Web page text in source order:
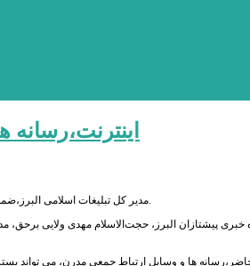
مدیر کل تبلیغات اسلامی البرز،ضمن تأکید بررسانه ای کردن فعالیت ها و آموزه های دینی،رسانه را مهمترین ابزار توسعه و ترویج اموزه های دینی و قرآنی برشمرد.
خبری پیشتازان البرز، حجت‌الاسلام مهدی ولایی برحق،